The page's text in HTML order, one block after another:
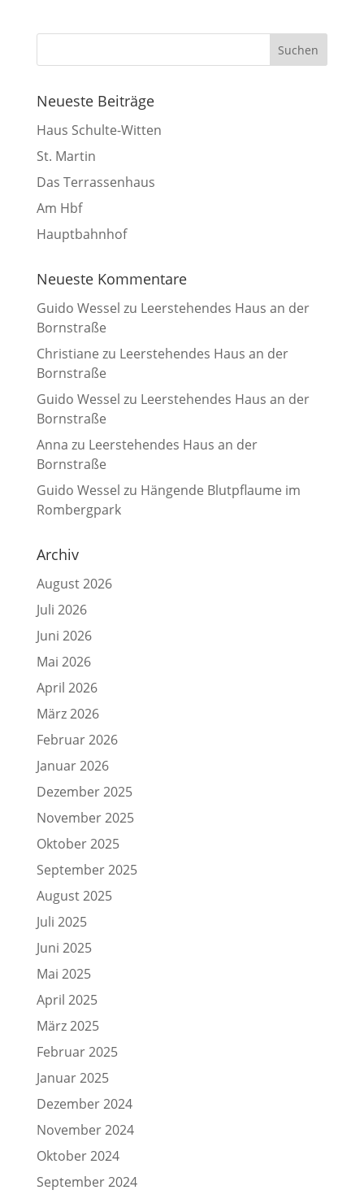
Neueste Beiträge
Haus Schulte-Witten
St. Martin
Das Terrassenhaus
Am Hbf
Hauptbahnhof
Neueste Kommentare
Guido Wessel zu Leerstehendes Haus an der
Bornstraße
Christiane zu Leerstehendes Haus an der
Bornstraße
Guido Wessel zu Leerstehendes Haus an der
Bornstraße
Anna zu Leerstehendes Haus an der
Bornstraße
Guido Wessel zu Hängende Blutpflaume im
Rombergpark
Archiv
August 2026
Juli 2026
Juni 2026
Mai 2026
April 2026
März 2026
Februar 2026
Januar 2026
Dezember 2025
November 2025
Oktober 2025
September 2025
August 2025
Juli 2025
Juni 2025
Mai 2025
April 2025
März 2025
Februar 2025
Januar 2025
Dezember 2024
November 2024
Oktober 2024
September 2024